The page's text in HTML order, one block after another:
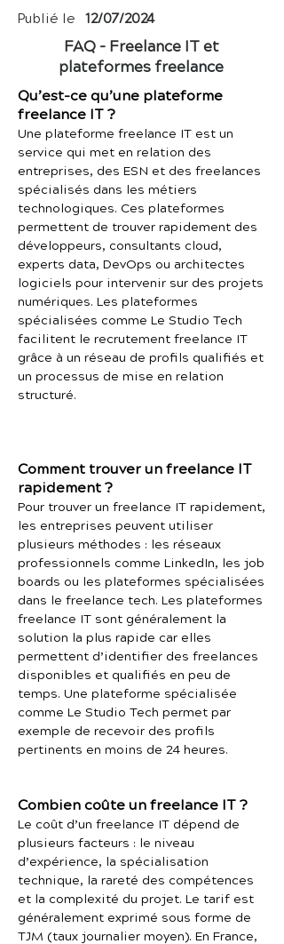
Publié le 12/07/2024
FAQ – Freelance IT et
plateformes freelance
Qu’est-ce qu’une plateforme
freelance IT ?
Une plateforme freelance IT est un
service qui met en relation des
entreprises, des ESN et des freelances
spécialisés dans les métiers
technologiques. Ces plateformes
permettent de trouver rapidement des
développeurs, consultants cloud,
experts data, DevOps ou architectes
logiciels pour intervenir sur des projets
numériques. Les plateformes
spécialisées comme Le Studio Tech
facilitent le recrutement freelance IT
grâce à un réseau de profils qualifiés et
un processus de mise en relation
structuré.
Comment trouver un freelance IT
rapidement ?
Pour trouver un freelance IT rapidement,
les entreprises peuvent utiliser
plusieurs méthodes : les réseaux
professionnels comme LinkedIn, les job
boards ou les plateformes spécialisées
dans le freelance tech. Les plateformes
freelance IT sont généralement la
solution la plus rapide car elles
permettent d’identifier des freelances
disponibles et qualifiés en peu de
temps. Une plateforme spécialisée
comme Le Studio Tech permet par
exemple de recevoir des profils
pertinents en moins de 24 heures.
Combien coûte un freelance IT ?
Le coût d’un freelance IT dépend de
plusieurs facteurs : le niveau
d’expérience, la spécialisation
technique, la rareté des compétences
et la complexité du projet. Le tarif est
généralement exprimé sous forme de
TJM (taux journalier moyen). En France,